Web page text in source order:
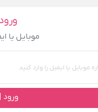
موبایل یا